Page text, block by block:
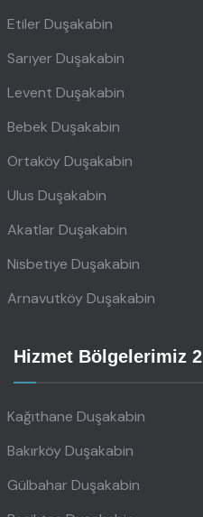
Etiler Duşakabin
Sarıyer Duşakabin
Levent Duşakabin
Bebek Duşakabin
Ortaköy Duşakabin
Ulus Duşakabin
Akatlar Duşakabin
Nisbetiye Duşakabin
Arnavutköy Duşakabin
Hizmet Bölgelerimiz 2
Kağıthane Duşakabin
Bakırköy Duşakabin
Gülbahar Duşakabin